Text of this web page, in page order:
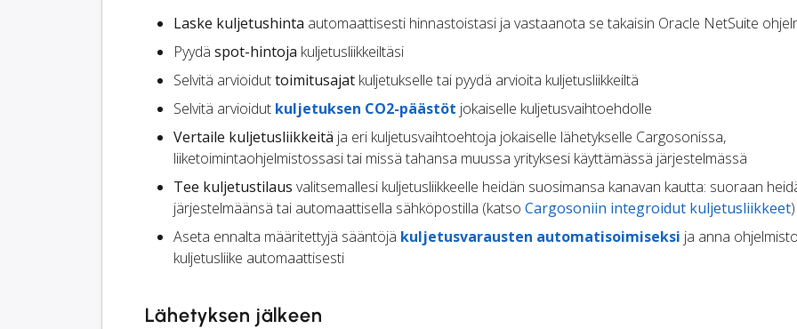
Laske kuljetushinta automaattisesti hinnastoistasi ja vastaanota se takaisin Oracle NetSuite
Pyydä spot-hintoja kuljetusliikkeiltäsi
Selvitä arvioiduttoimitusajat kuljetukselle tai pyydä arvioita kuljetusliikkeiltä
Selvitä arvioidut kuljetuksen CO2-päästöt jokaiselle kuljetusvaihtoehdolle
Vertaile kuljetusliikkeitä ja eri kuljetusvaihtoehtoja jokaiselle lähetykselle Cargosonissa,
liiketoimintaohjelmistossasi tai missä tahansa muussa yrityksesi käyttämässä järjestelmässä
Tee kuljetustilaus valitsemallesi kuljetusliikkeelle heidän suosimansa kanavan kautta: suoraan
järjestelmäänsä tai automaattisella sähköpostilla (katso Cargosoniin integroidut kuljetusliikkeet)
Aseta ennalta määritettyjä sääntöjä kuljetusvarausten automatisoimiseksi ja anna
kuljetusliike automaattisesti
Lähetyksen jälkeen